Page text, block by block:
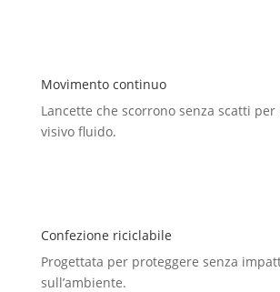
Movimento continuo
Lancette che scorrono senza scatti
visivo fluido.
Confezione riciclabile
Progettata per proteggere senza
sull’ambiente.